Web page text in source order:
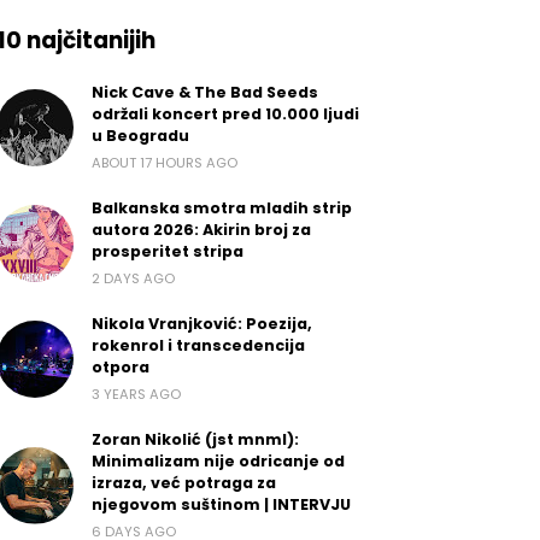
najčitanijih
Nick Cave & The Bad Seeds
održali koncert pred 10.000 ljudi
u Beogradu
ABOUT 17 HOURS AGO
Balkanska smotra mladih strip
autora 2026: Akirin broj za
prosperitet stripa
2 DAYS AGO
Nikola Vranjković: Poezija,
rokenrol i transcedencija
otpora
3 YEARS AGO
Zoran Nikolić (jst mnml):
Minimalizam nije odricanje od
izraza, već potraga za
njegovom suštinom | INTERVJU
6 DAYS AGO